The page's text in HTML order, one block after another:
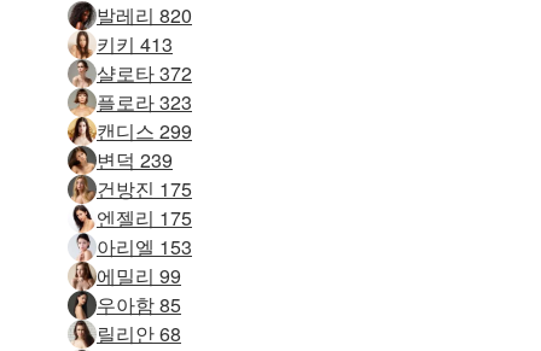
발레리 820
키키 413
샬로타 372
플로라 323
캔디스 299
변덕 239
건방진 175
엔젤리 175
아리엘 153
에밀리 99
우아함 85
릴리안 68